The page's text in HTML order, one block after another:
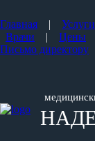
Главная Услуги
Врачи
Цены
Письмо директору